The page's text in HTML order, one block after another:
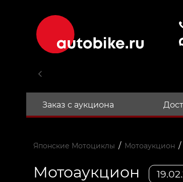
Заказ с аукциона
Японские Мотоциклы / Мотоаукцион /
Мотоаукцион